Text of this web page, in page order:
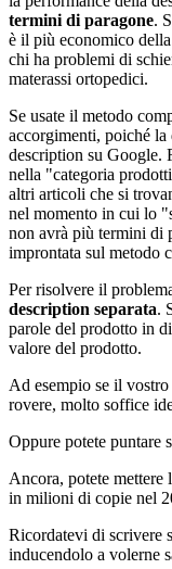
termini di paragone.
è il più economico
chi ha problemi di
materassi ortopedici.
Se usate il metodo
accorgimenti, poiché la
description su Google.
nella "categoria
altri articoli che si
nel momento in cui lo
non avrà più termini di
improntata sul metodo
Per risolvere il
description separata.
parole del prodotto in
valore del prodotto.
Ad esempio se il
rovere, molto soffice
Oppure potete puntare
Ancora, potete mettere
in milioni di copie nel
Ricordatevi di scrivere
inducendolo a volerne